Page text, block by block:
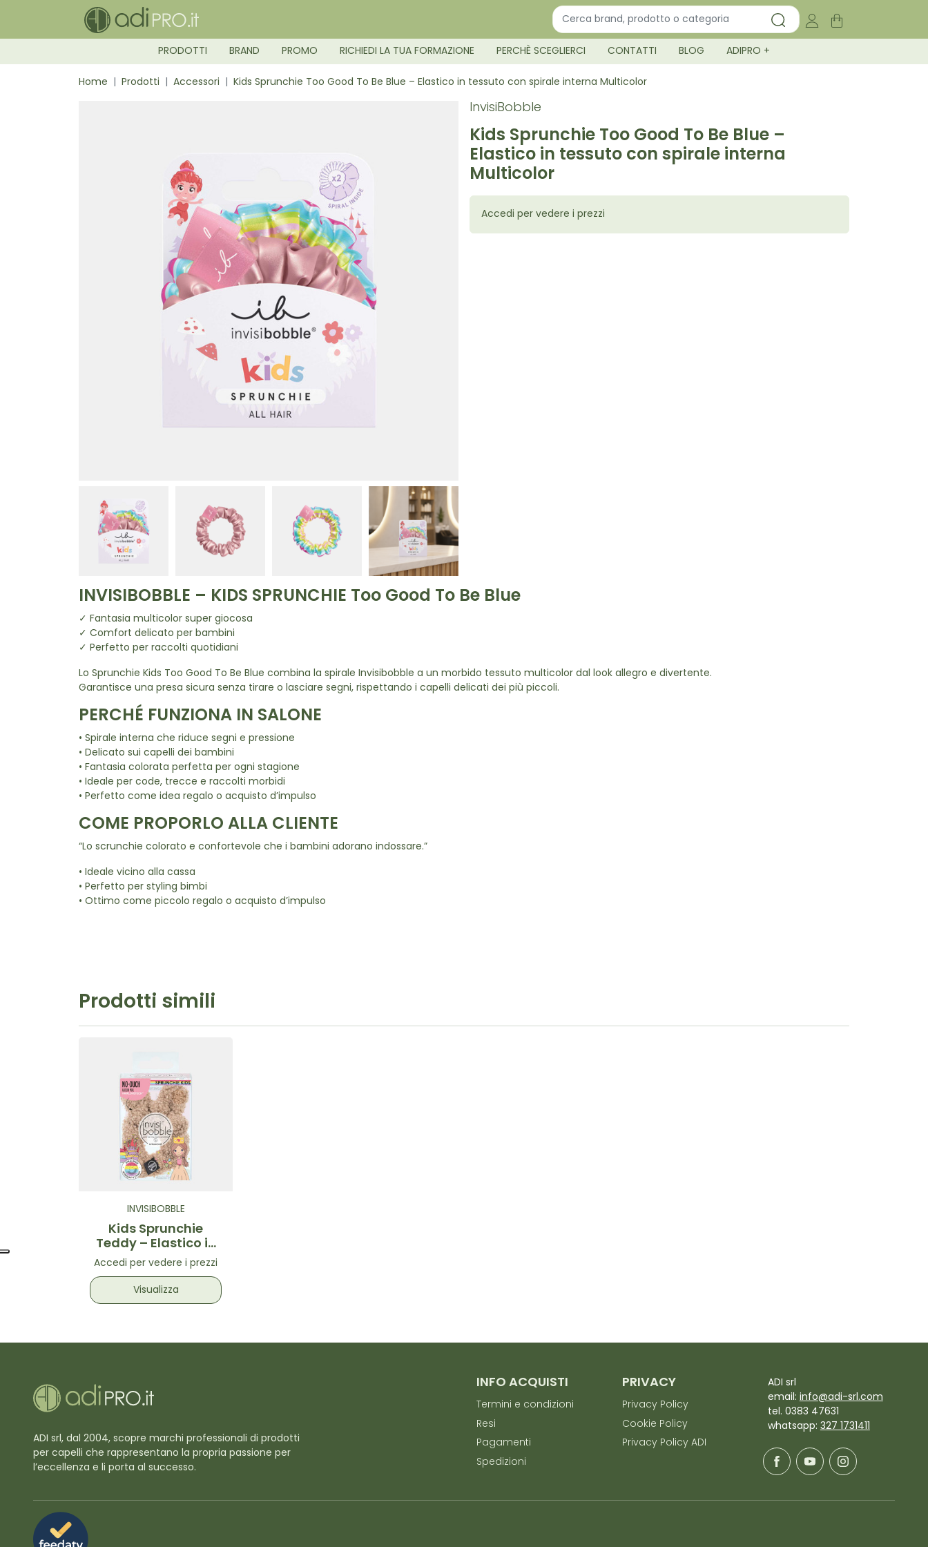
PRODOTTI BRAND PROMO RICHIEDI LA TUA FORMAZIONE PERCHÈ SCEGLIERCI CONTATTI BLOG ADIPRO +
Home Prodotti Accessori Kids Sprunchie Too Good To Be Blue – Elastico in tessuto con spirale interna Multicolor
InvisiBobble
Kids Sprunchie Too Good To Be Blue –
Elastico in tessuto con spirale interna
Multicolor
Accedi per vedere i prezzi
INVISIBOBBLE – KIDS SPRUNCHIE Too Good To Be Blue
✓ Fantasia multicolor super giocosa
✓ Comfort delicato per bambini
✓ Perfetto per raccolti quotidiani
Lo Sprunchie Kids Too Good To Be Blue combina la spirale Invisibobble a un morbido tessuto multicolor dal look allegro e divertente.
Garantisce una presa sicura senza tirare o lasciare segni, rispettando i capelli delicati dei più piccoli.
PERCHÉ FUNZIONA IN SALONE
• Spirale interna che riduce segni e pressione
• Delicato sui capelli dei bambini
• Fantasia colorata perfetta per ogni stagione
• Ideale per code, trecce e raccolti morbidi
• Perfetto come idea regalo o acquisto d’impulso
COME PROPORLO ALLA CLIENTE
“Lo scrunchie colorato e confortevole che i bambini adorano indossare.”
• Ideale vicino alla cassa
• Perfetto per styling bimbi
• Ottimo come piccolo regalo o acquisto d’impulso
Prodotti simili
INVISIBOBBLE
Kids Sprunchie
Teddy – Elastico in
tessuto con spirale
interna
Accedi per vedere i prezzi
Visualizza
ADI srl, dal 2004, scopre marchi professionali di prodotti
per capelli che rappresentano la propria passione per
l’eccellenza e li porta al successo.
INFO ACQUISTI
Termini e condizioni
Resi
Pagamenti
Spedizioni
PRIVACY
Privacy Policy
Cookie Policy
Privacy Policy ADI
ADI srl
email: info@adi-srl.com
tel. 0383 47631
whatsapp: 327 1731411